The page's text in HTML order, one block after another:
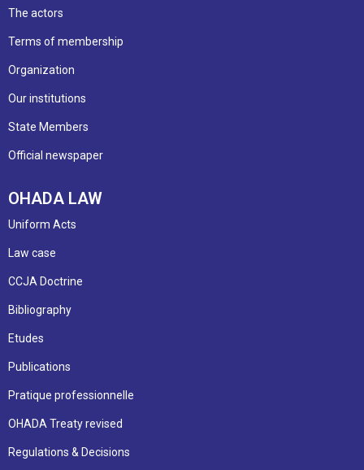
The actors
Terms of membership
Organization
Our institutions
State Members
Official newspaper
OHADA LAW
Uniform Acts
Law case
CCJA Doctrine
Bibliography
Etudes
Publications
Pratique professionnelle
OHADA Treaty revised
Regulations & Decisions